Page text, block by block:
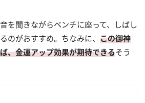
を聞きながらベンチに座って、しばし
のがおすすめ。ちなみに、 この御神
、金運アップ効果が期待できるそう